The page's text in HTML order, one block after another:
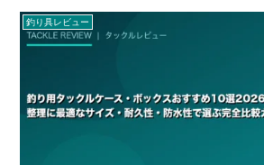
釣り具レビュー